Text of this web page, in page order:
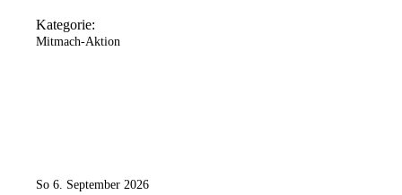
Kategorie:
Mitmach-Aktion
So 6. September 2026